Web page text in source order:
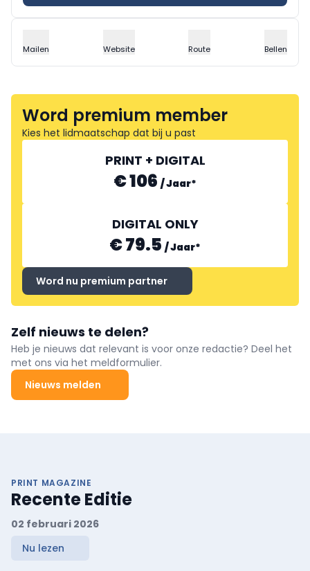
Mailen Website Route Bellen
Word premium member
Kies het lidmaatschap dat bij u past
PRINT + DIGITAL
€ 106 /Jaar*
DIGITAL ONLY
€ 79.5 /Jaar*
Word nu premium partner
Zelf nieuws te delen?
Heb je nieuws dat relevant is voor onze redactie? Deel het
met ons via het meldformulier.
Nieuws melden
PRINT MAGAZINE
Recente Editie
02 februari 2026
Nu lezen